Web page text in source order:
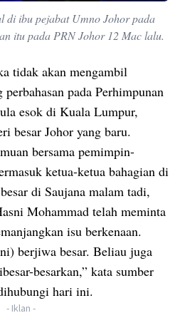
di ibu pejabat Umno Johor pada
itu pada PRN Johor 12 Mac lalu.
tidak akan mengambil
pada Perhimpunan
esok di Kuala Lumpur,
besar Johor yang baru.
bersama pemimpin-
ketua-ketua bahagian di
di Saujana malam tadi,
Mohammad telah meminta
isu berkenaan.
berjiwa besar. Beliau juga
besarkan,” kata sumber
hari ini.
- Iklan -